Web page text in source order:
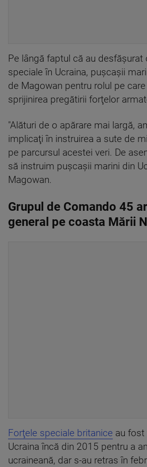
Pe lângă faptul că au desfăşurat
speciale în Ucraina, puşcaşii
de Magowan pentru rolul pe care
sprijinirea pregătirii forţelor
"Alături de o apărare mai largă,
implicaţi în instruirea a sute de
pe parcursul acestei veri. De
să instruim puşcaşii marini din
Magowan.
Grupul de Comando 45
general pe coasta Mării
Forţele speciale britanice au fost
Ucraina încă din 2015 pentru a
ucraineană, dar s-au retras în